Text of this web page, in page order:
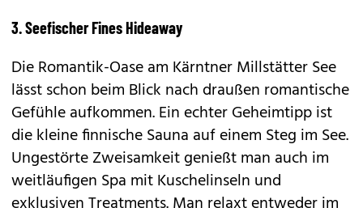
3. Seefischer Fines Hideaway
Die Romantik-Oase am Kärntner Millstätter See
lässt schon beim Blick nach draußen romantische
Gefühle aufkommen. Ein echter Geheimtipp ist
die kleine finnische Sauna auf einem Steg im See.
Ungestörte Zweisamkeit genießt man auch im
weitläufigen Spa mit Kuschelinseln und